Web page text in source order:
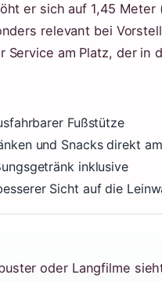
er sich auf 1,45
relevant bei
Service am Platz, der
Fußstütze
und Snacks direkt
inklusive
Sicht auf die
oder Langfilme